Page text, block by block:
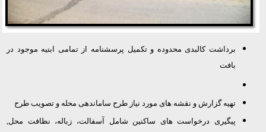
برداشت کالبدی محدوده و تکمیل پرسشنامه از تمامی ابنیه موجود در
بافت
تهیه گزارش و نقشه های مورد نیاز طرح ساماندهی محله و تصویب طرح
پیگیری درخواست های ساکنین شامل آسفالت، زباله، نظافت محل,